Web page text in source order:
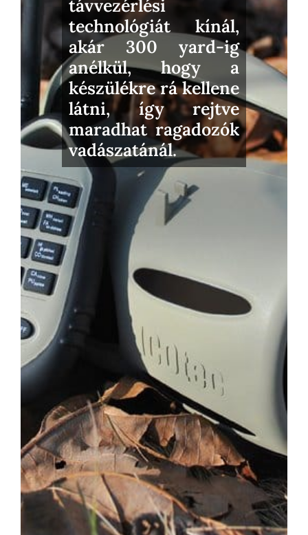
távvezérlési
technológiát kínál,
akár 300 yard-ig
anélkül, hogy a
készülékre rá kellene
látni, így rejtve
maradhat ragadozók
vadászatánál.